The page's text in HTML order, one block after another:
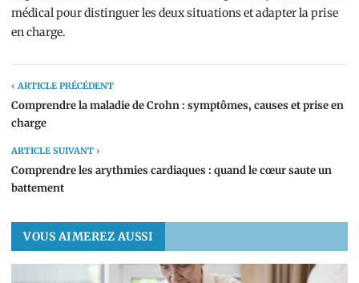
médical pour distinguer les deux situations et adapter la prise
en charge.
‹ ARTICLE PRÉCÉDENT
Comprendre la maladie de Crohn : symptômes, causes et prise en
charge
ARTICLE SUIVANT ›
Comprendre les arythmies cardiaques : quand le cœur saute un
battement
VOUS AIMEREZ AUSSI